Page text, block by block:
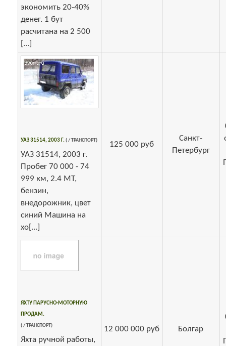
экономить 20-40%
денег. 1 бут
расчитана на 2 500
[...]
УАЗ 31514, 2003 Г.( / ТРАНСПОРТ)
УАЗ 31514, 2003 г.
Пробег 70 000 - 74
999 км, 2.4 МТ,
бензин,
внедорожник, цвет
синий Машина на
хо[...]
125 000 руб
Санкт-
Петербург
ЯХТУ ПАРУСНО-МОТОРНУЮ
ПРОДАМ.
( / ТРАНСПОРТ)
Яхта ручной работы,
12 000 000 руб Болгар